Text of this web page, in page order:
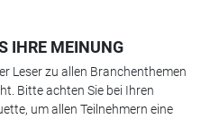
IHRE MEINUNG
Leser zu allen Branchenthemen
Bitte achten Sie bei Ihren
um allen Teilnehmern eine